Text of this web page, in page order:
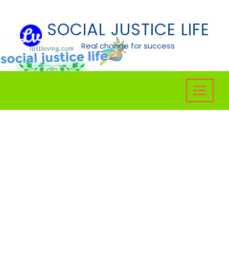
content
SOCIAL JUSTICE LIFE
Real change for success